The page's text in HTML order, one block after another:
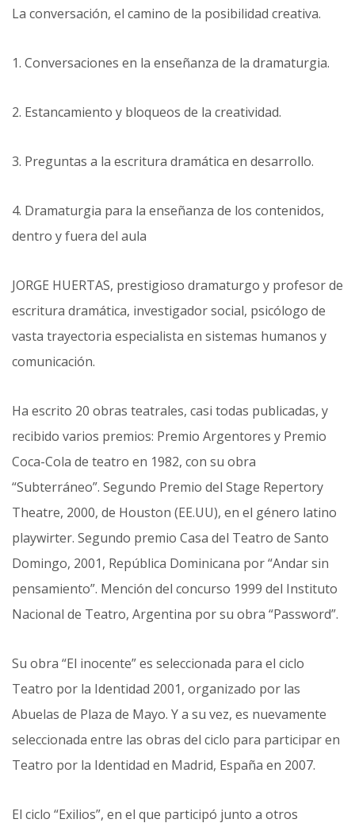
La conversación, el camino de la posibilidad creativa.
1. Conversaciones en la enseñanza de la dramaturgia.
2. Estancamiento y bloqueos de la creatividad.
3. Preguntas a la escritura dramática en desarrollo.
4. Dramaturgia para la enseñanza de los contenidos,
dentro y fuera del aula
JORGE HUERTAS, prestigioso dramaturgo y profesor de
escritura dramática, investigador social, psicólogo de
vasta trayectoria especialista en sistemas humanos y
comunicación.
Ha escrito 20 obras teatrales, casi todas publicadas, y
recibido varios premios: Premio Argentores y Premio
Coca-Cola de teatro en 1982, con su obra
“Subterráneo”. Segundo Premio del Stage Repertory
Theatre, 2000, de Houston (EE.UU), en el género latino
playwirter. Segundo premio Casa del Teatro de Santo
Domingo, 2001, República Dominicana por “Andar sin
pensamiento”. Mención del concurso 1999 del Instituto
Nacional de Teatro, Argentina por su obra “Password”.
Su obra “El inocente” es seleccionada para el ciclo
Teatro por la Identidad 2001, organizado por las
Abuelas de Plaza de Mayo. Y a su vez, es nuevamente
seleccionada entre las obras del ciclo para participar en
Teatro por la Identidad en Madrid, España en 2007.
El ciclo “Exilios”, en el que participó junto a otros